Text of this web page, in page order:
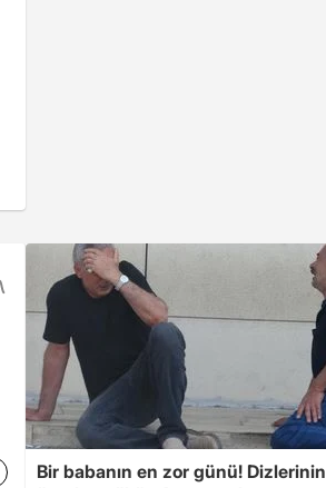
Bir babanın en zor günü! Dizlerinin